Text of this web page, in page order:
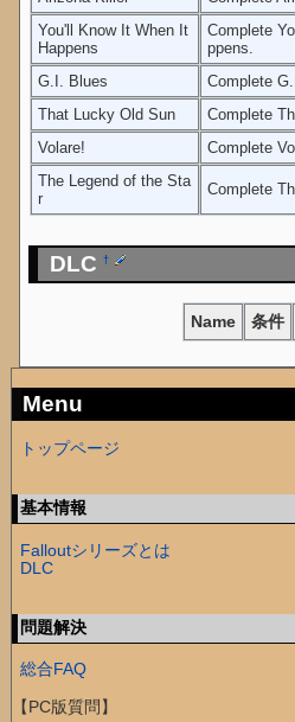
You'll Know It When It
Happens
Complete
ppens.
G.I. Blues
Complete
That Lucky Old Sun
Complete
Volare!
Complete
The Legend of the Sta
r
Complete
DLC†
Name 条件
Menu
トップページ
基本情報
Falloutシリーズとは
DLC
問題解決
総合FAQ
【PC版質問】